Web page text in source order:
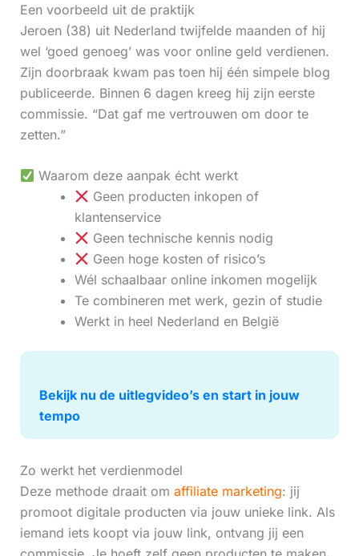
Een voorbeeld uit de praktijk
Jeroen (38) uit Nederland twijfelde maanden of hij
wel ‘goed genoeg’ was voor online geld verdienen.
Zijn doorbraak kwam pas toen hij één simpele blog
publiceerde. Binnen 6 dagen kreeg hij zijn eerste
commissie. “Dat gaf me vertrouwen om door te
zetten.”
Waarom deze aanpak écht werkt
Geen producten inkopen of
klantenservice
Geen technische kennis nodig
Geen hoge kosten of risico’s
Wél schaalbaar online inkomen mogelijk
Te combineren met werk, gezin of studie
Werkt in heel Nederland en België
Bekijk nu de uitlegvideo’s en start in jouw
tempo
Zo werkt het verdienmodel
Deze methode draait om affiliate marketing: jij
promoot digitale producten via jouw unieke link. Als
iemand iets koopt via jouw link, ontvang jij een